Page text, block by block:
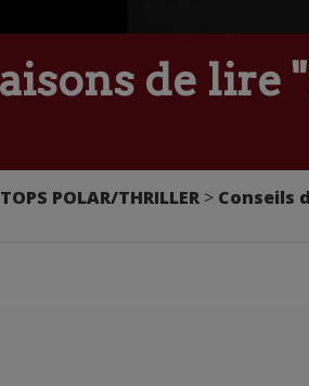
de lire
POLAR/THRILLER > Conseils